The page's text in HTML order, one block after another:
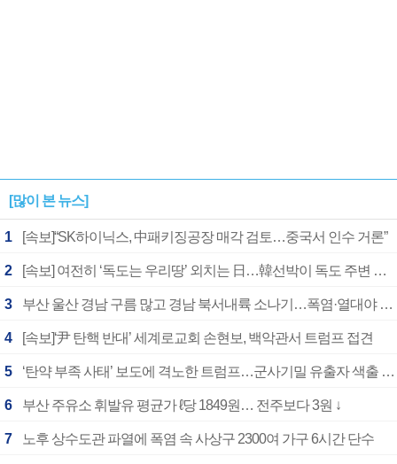
[많이 본 뉴스]
1 [속보]“SK하이닉스, 中패키징공장 매각 검토…중국서 인수 거론”
2 [속보] 여전히 ‘독도는 우리땅’ 외치는 日…韓선박이 독도 주변 해양조사 활동하자 반발
3 부산 울산 경남 구름 많고 경남 북서내륙 소나기…폭염·열대야 계속
4 [속보]‘尹 탄핵 반대’ 세계로교회 손현보, 백악관서 트럼프 접견
5 ‘탄약 부족 사태’ 보도에 격노한 트럼프…군사기밀 유출자 색출 지시
6 부산 주유소 휘발유 평균가 ℓ당 1849원… 전주보다 3원 ↓
7 노후 상수도관 파열에 폭염 속 사상구 2300여 가구 6시간 단수